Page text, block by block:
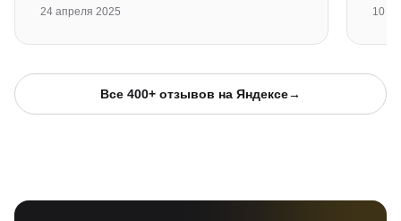
24 апреля 2025 10
Все 400+ отзывов на Яндексе→